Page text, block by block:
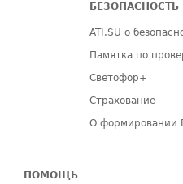
БЕЗОПАСНОСТЬ
ATI.SU о
Памятка по
Светофор+
Страхование
О формировании
ПОМОЩЬ